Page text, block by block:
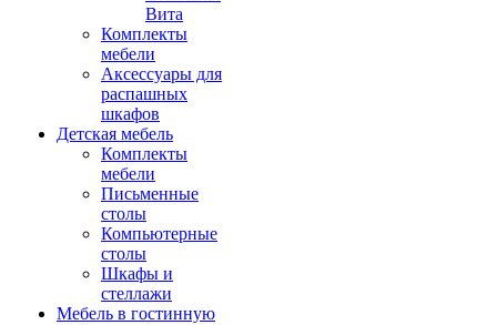
Вита
Комплекты
мебели
Аксессуары для
распашных
шкафов
Детская мебель
Комплекты
мебели
Письменные
столы
Компьютерные
столы
Шкафы и
стеллажи
Мебель в гостинную